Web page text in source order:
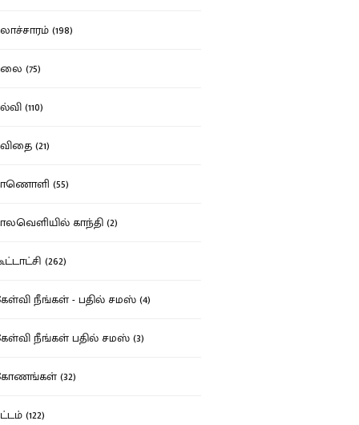
(198)
(75)
(110)
(21)
(55)
காந்தி (2)
(262)
நீங்கள் - பதில் சமஸ் (4)
நீங்கள் பதில் சமஸ் (3)
(32)
(122)